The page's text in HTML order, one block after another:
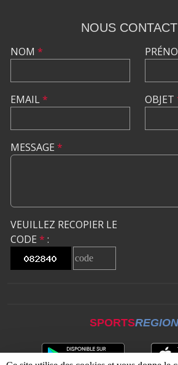
NOUS
NOM *
EMAIL* OBJET
MESSAGE *
VEUILLEZ RECOPIER LE
CODE * :
SPORTS